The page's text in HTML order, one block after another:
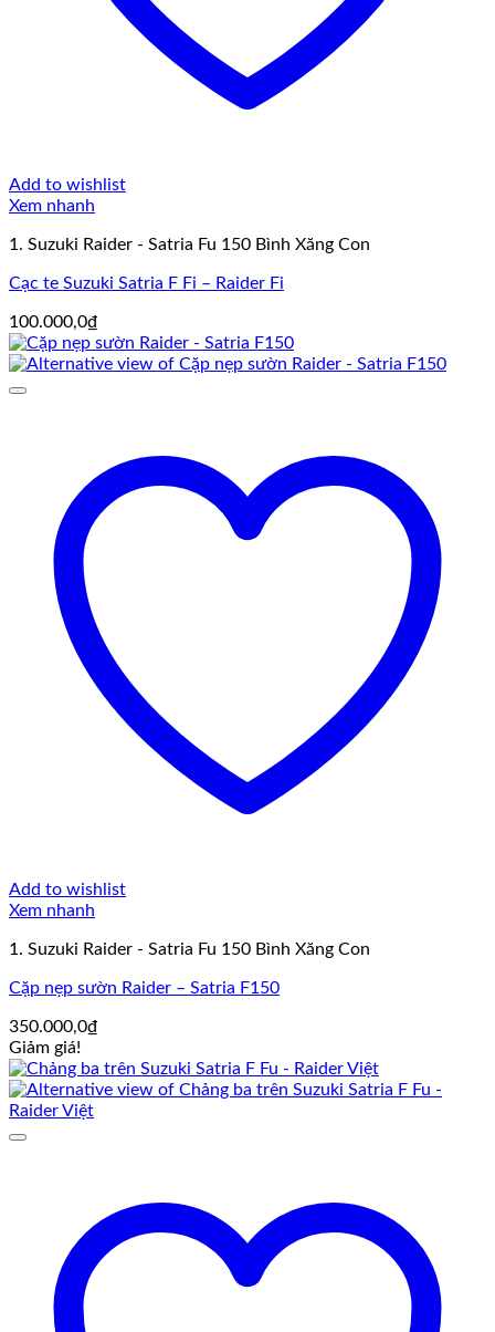
Add to wishlist
Xem nhanh
1. Suzuki Raider - Satria Fu 150 Bình Xăng Con
Cạc te Suzuki Satria F Fi – Raider Fi
100.000,0₫
Add to wishlist
Xem nhanh
1. Suzuki Raider - Satria Fu 150 Bình Xăng Con
Cặp nẹp sườn Raider – Satria F150
350.000,0₫
Giảm giá!